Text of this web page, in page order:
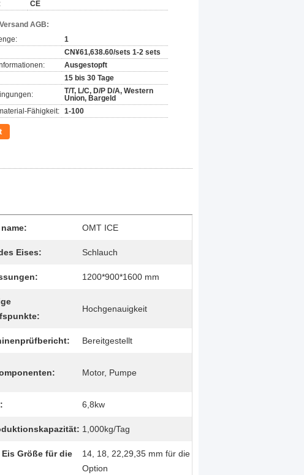
CE
AGB:
1
CN¥61,638.60/sets 1-2 sets
Ausgestopft
15 bis 30 Tage
T/T, L/C, D/P D/A, Western
Union, Bargeld
Fähigkeit: 1-100
OMT ICE
Eises: Schlauch
1200*900*1600 mm
Hochgenauigkeit
Bereitgestellt
Motor, Pumpe
6,8kw
1,000kg/Tag
Eis Größe für die
14, 18, 22,29,35 mm für die
Option